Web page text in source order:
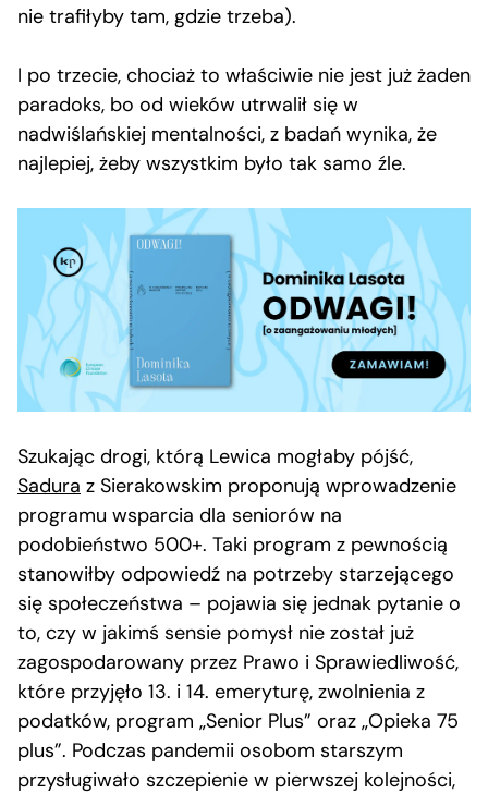
nie trafiłyby tam, gdzie trzeba).
I po trzecie, chociaż to właściwie nie jest już żaden
paradoks, bo od wieków utrwalił się w
nadwiślańskiej mentalności, z badań wynika, że
najlepiej, żeby wszystkim było tak samo źle.
Szukając drogi, którą Lewica mogłaby pójść,
Sadura z Sierakowskim proponują wprowadzenie
programu wsparcia dla seniorów na
podobieństwo 500+. Taki program z pewnością
stanowiłby odpowiedź na potrzeby starzejącego
się społeczeństwa – pojawia się jednak pytanie o
to, czy w jakimś sensie pomysł nie został już
zagospodarowany przez Prawo i Sprawiedliwość,
które przyjęło 13. i 14. emeryturę, zwolnienia z
podatków, program „Senior Plus” oraz „Opieka 75
plus”. Podczas pandemii osobom starszym
przysługiwało szczepienie w pierwszej kolejności,